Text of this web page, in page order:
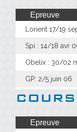
Epreuve
Lorient 17/19
Spi : 14/18 avr
Obelix : 30/02
GP: 2/5 juin 06
Epreuve